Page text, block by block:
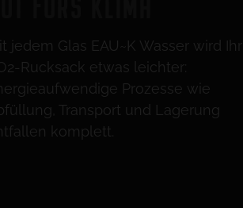
jedem Glas EAU~K Wasser wird Ihr
Rucksack etwas leichter:
Prozesse wie
Transport und Lagerung
komplett.